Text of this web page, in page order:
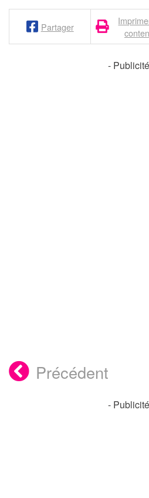
Partager
-
Précédent
-